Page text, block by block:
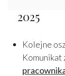
2025
Kolejne
Komunikat